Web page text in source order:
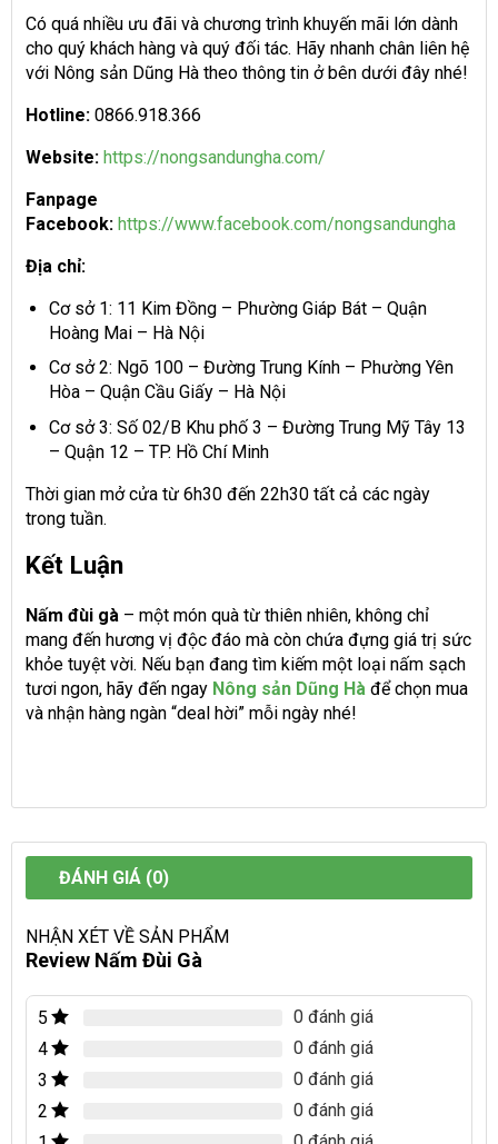
Có quá nhiều ưu đãi và chương trình khuyến mãi lớn dành
cho quý khách hàng và quý đối tác. Hãy nhanh chân liên hệ
với Nông sản Dũng Hà theo thông tin ở bên dưới đây nhé!
Hotline: 0866.918.366
Website: https://nongsandungha.com/
Fanpage
Facebook: https://www.facebook.com/nongsandungha
Địa chỉ:
Cơ sở 1: 11 Kim Đồng – Phường Giáp Bát – Quận
Hoàng Mai – Hà Nội
Cơ sở 2: Ngõ 100 – Đường Trung Kính – Phường Yên
Hòa – Quận Cầu Giấy – Hà Nội
Cơ sở 3: Số 02/B Khu phố 3 – Đường Trung Mỹ Tây 13
– Quận 12 – TP. Hồ Chí Minh
Thời gian mở cửa từ 6h30 đến 22h30 tất cả các ngày
trong tuần.
Kết Luận
Nấm đùi gà – một món quà từ thiên nhiên, không chỉ
mang đến hương vị độc đáo mà còn chứa đựng giá trị sức
khỏe tuyệt vời. Nếu bạn đang tìm kiếm một loại nấm sạch
tươi ngon, hãy đến ngay Nông sản Dũng Hà để chọn mua
và nhận hàng ngàn “deal hời” mỗi ngày nhé!
ĐÁNH GIÁ (0)
NHẬN XÉT VỀ SẢN PHẨM
Review Nấm Đùi Gà
5
0 đánh giá
4
0 đánh giá
3
0 đánh giá
2
0 đánh giá